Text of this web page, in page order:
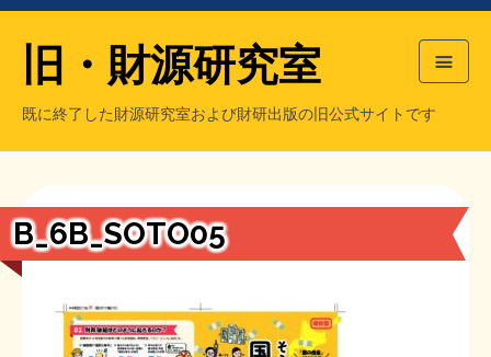
もっと知りたい方へ
旧・財源研究室
既に終了した財源研究室および財研出版の旧公式サイトです
旧・財源研究室について
B_6B_SOTO05